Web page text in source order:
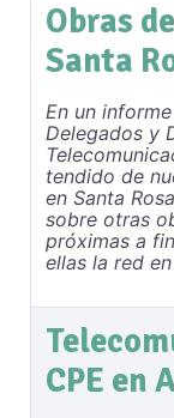
Obras
Santa
En un
Delegados y
tendido de
en Santa
sobre otras
próximas a
ellas la red
CPE en